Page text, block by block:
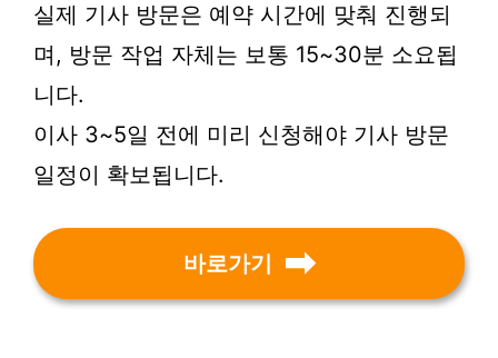
실제 기사 방문은 예약 시간에 맞춰 진행되
며, 방문 작업 자체는 보통 15~30분 소요됩
니다.
이사 3~5일 전에 미리 신청해야 기사 방문
일정이 확보됩니다.
바로가기